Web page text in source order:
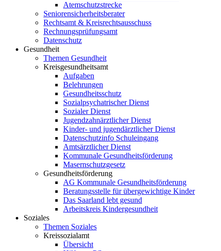
Atemschutzstrecke
Seniorensicherheitsberater
Rechtsamt & Kreisrechtsausschuss
Rechnungsprüfungsamt
Datenschutz
Gesundheit
Themen Gesundheit
Kreisgesundheitsamt
Aufgaben
Belehrungen
Gesundheitsschutz
Sozialpsychatrischer Dienst
Sozialer Dienst
Jugendzahnärztlicher Dienst
Kinder- und jugendärztlicher Dienst
Datenschutzinfo Schuleingang
Amtsärztlicher Dienst
Kommunale Gesundheitsförderung
Masernschutzgesetz
Gesundheitsförderung
AG Kommunale Gesundheitsförderung
Beratungsstelle für übergewichtige Kinder
Das Saarland lebt gesund
Arbeitskreis Kindergesundheit
Soziales
Themen Soziales
Kreissozialamt
Übersicht